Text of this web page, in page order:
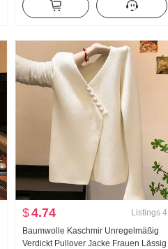
Damen Sommer dünne Ausführung V-
Ausschnitt Bluse Top Mit Kapuze
$4.74 Listings 4
Baumwolle Kaschmir Unregelmäßig
Verdickt Pullover Jacke Frauen Lässig